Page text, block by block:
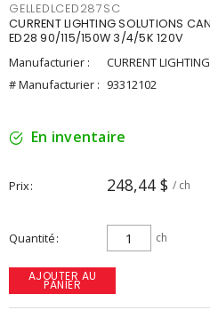
GELLEDLCED287SC
CURRENT LIGHTING SOLUTIONS
ED28 90/115/150W 3/4/5K 120V
Manufacturier :
CURRENT
# Manufacturier : 93312102
En inventaire
Prix 248,44 $ / ch
Quantité ch
AJOUTER AU
PANIER